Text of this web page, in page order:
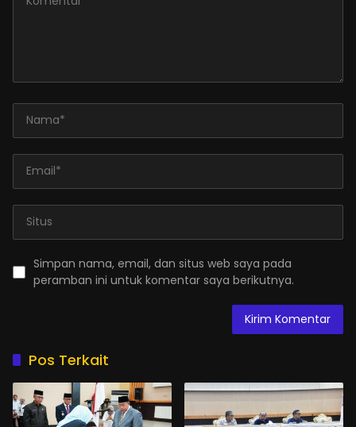
Simpan nama, email, dan situs web saya pada
peramban ini untuk komentar saya berikutnya.
Pos Terkait